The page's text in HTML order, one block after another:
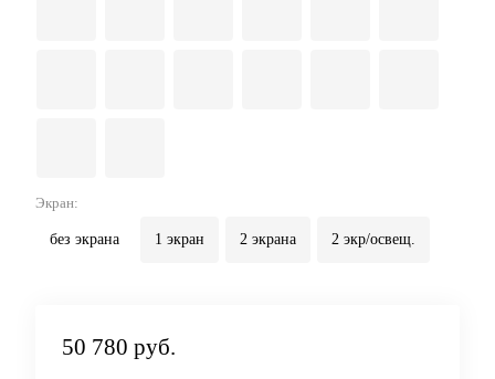
Экран:
без экрана 1 экран 2 экрана 2 экр/освещ.
50 780 руб.